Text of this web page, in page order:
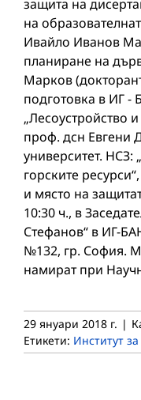
защита на
на
Ивайло Иванов
планиране на
Марков
подготовка в ИГ -
„Лесоустройство
проф. дсн Евгени
университет. НСЗ:
горските
и място на
10:30 ч., в
Стефанов“ в ИГ-
№132, гр. София.
намират при
29 януари 2018 г. |
Етикети: Институт за